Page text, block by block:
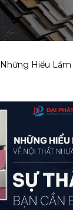
Những Hiểu Lầm